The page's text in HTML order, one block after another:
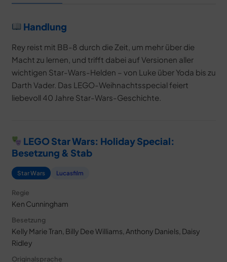
Handlung
Rey reist mit BB-8 durch die Zeit, um mehr über die
Macht zu lernen, und trifft dabei auf Versionen aller
wichtigen Star-Wars-Helden – von Luke über Yoda bis zu
Darth Vader. Das LEGO-Weihnachtsspecial feiert
liebevoll 40 Jahre Star-Wars-Geschichte.
LEGO Star Wars: Holiday Special:
Besetzung & Stab
Star Wars Lucasfilm
Regie
Ken Cunningham
Besetzung
Kelly Marie Tran, Billy Dee Williams, Anthony Daniels, Daisy
Ridley
Originalsprache